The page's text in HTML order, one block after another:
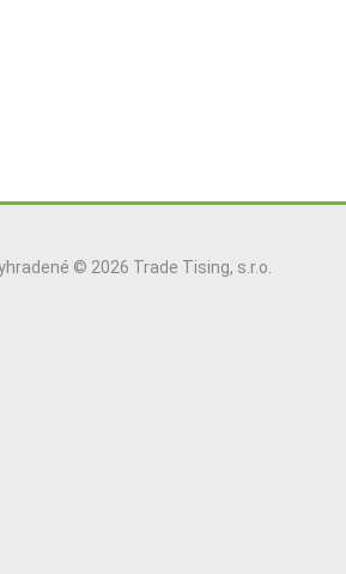
© 2026 Trade Tising, s.r.o.